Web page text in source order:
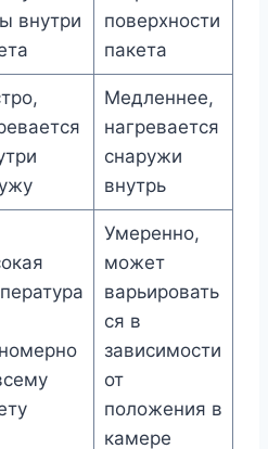
внутри
поверхности
пакета
Медленнее,
нагревается
снаружи
внутрь
Умеренно,
может
варьировать
ся в
зависимости
от
положения в
камере